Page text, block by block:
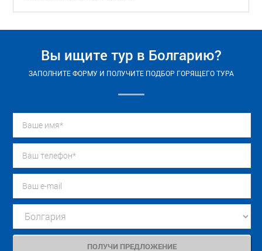
Вы ищите тур в Болгарию?
ЗАПОЛНИТЕ ФОРМУ И ПОЛУЧИТЕ ПОДБОР ГОРЯЩЕГО ТУРА